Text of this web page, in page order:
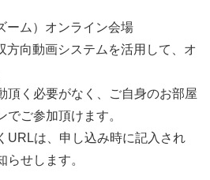
ーム）オンライン会場
方向動画システムを活用して、オ
頂く必要がなく、ご自身のお部屋
ご参加頂けます。
URLは、申し込み時に記入され
らせします。